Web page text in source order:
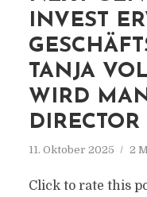
INVEST
TANJA
WIRD
DIRECTOR
11. Oktober 2025 2
Click to rate this